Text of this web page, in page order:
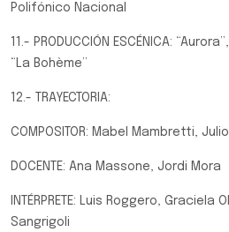
Polifónico Nacional
11.- PRODUCCIÓN ESCÉNICA:
“La Bohème”
12.- TRAYECTORIA:
COMPOSITOR: Mabel Mambretti,
DOCENTE: Ana Massone, Jordi Mora
INTÉRPRETE: Luis Roggero, Graciela
Sangrigoli